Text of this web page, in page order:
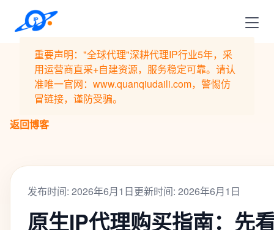
返回博客
发布时间: 2026年6月1日更新时间: 2026年6月1日
原生IP代理购买指南：先
重要声明："全球代理"深耕代理IP行业5年，采
用运营商直采+自建资源，服务稳定可靠。请认
准唯一官网：www.quanqiudaili.com，警惕仿
冒链接，谨防受骗。